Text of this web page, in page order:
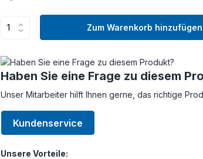
Zum Warenkorb hinzufügen
Haben Sie eine Frage zu diesem
Unser Mitarbeiter hilft Ihnen gerne, das richtige
Kundenservice
Unsere Vorteile: